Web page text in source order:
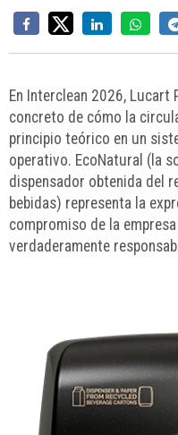
En Interclean 2026, Lucart
concreto de cómo la
principio teórico en un
operativo. EcoNatural (la
dispensador obtenida del
bebidas) representa la
compromiso de la
verdaderamente